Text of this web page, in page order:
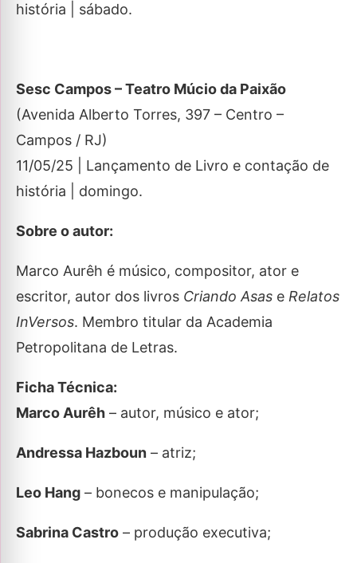
história | sábado.
Sesc Campos – Teatro Múcio da Paixão
(Avenida Alberto Torres, 397 – Centro –
Campos / RJ)
11/05/25 | Lançamento de Livro e contação de
história | domingo.
Sobre o autor:
Marco Aurêh é músico, compositor, ator e
escritor, autor dos livros Criando Asas e Relatos
InVersos. Membro titular da Academia
Petropolitana de Letras.
Ficha Técnica:
Marco Aurêh – autor, músico e ator;
Andressa Hazboun – atriz;
Leo Hang – bonecos e manipulação;
Sabrina Castro – produção executiva;